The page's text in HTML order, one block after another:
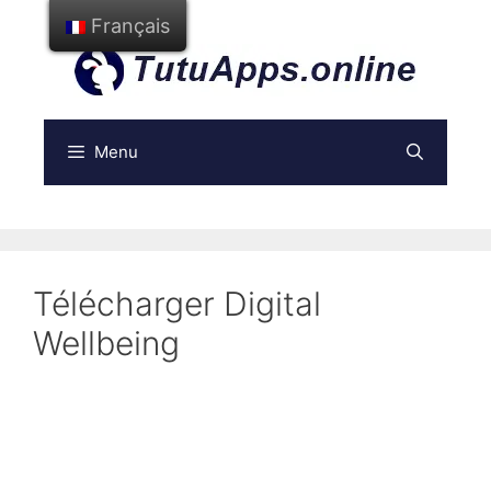
contenu
Menu
Télécharger Digital
Wellbeing
Français